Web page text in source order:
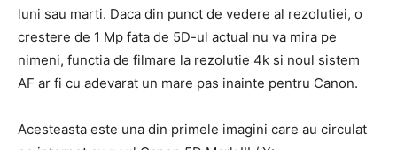
luni sau marti. Daca din punct de vedere al rezolutiei, o
crestere de 1 Mp fata de 5D-ul actual nu va mira pe
nimeni, functia de filmare la rezolutie 4k si noul sistem
AF ar fi cu adevarat un mare pas inainte pentru Canon.
Acesteasta este una din primele imagini care au circulat